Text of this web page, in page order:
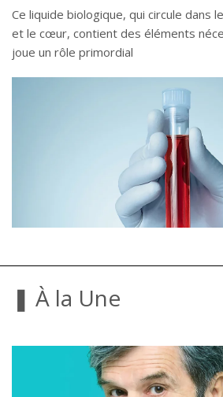
Ce liquide biologique, qui circule dans
et le cœur, contient des éléments
joue un rôle primordial
❚ À la Une